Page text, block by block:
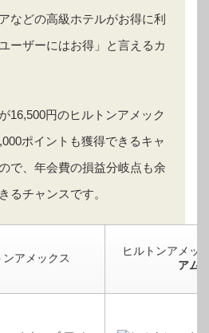
などの高級ホテルがお得に利
ーザーにはお得」と言えるカ
16,500円のヒルトンアメック
ポイントも獲得できるキャ
で、年会費の損益分岐点も余
るチャンスです。
ンアメックス
ヒルトンアメッ
アム